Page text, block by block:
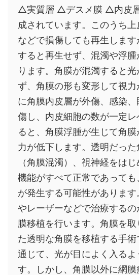
△実質層 △デスメ膜 △内皮
成されています。このうち
などで損傷しても再生しま
すると再生せず、混濁や浮
ります。角膜が混濁すると
ず、角膜の形も変形して視
に角膜内皮層が外傷、感染
傷し、内皮細胞の数が一定
ると、角膜浮腫が生じて角
力が低下します。透明だった
（角膜混濁）、視神経をは
機能がすべて正常であって
が発生する可能性がありま
やレーザーなどで治療するの
膜移植を行います。角膜を
た透明な角膜を移植する手
通じて、光が目によく入る
す。しかし、角膜以外に網